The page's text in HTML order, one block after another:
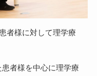
者様に対して理学療
者様を中心に理学療